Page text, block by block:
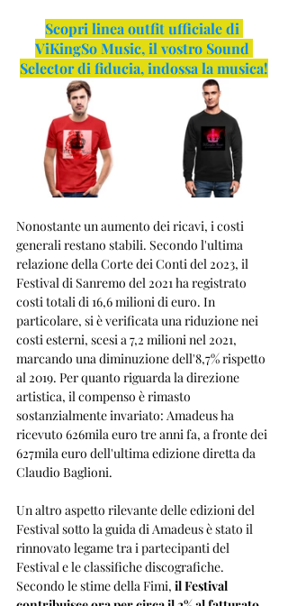
Scopri linea outfit ufficiale di
ViKingSo Music, il vostro Sound
Selector di fiducia, indossa la musica!
Nonostante un aumento dei ricavi, i costi
generali restano stabili. Secondo l'ultima
relazione della Corte dei Conti del 2023, il
Festival di Sanremo del 2021 ha registrato
costi totali di 16,6 milioni di euro. In
particolare, si è verificata una riduzione nei
costi esterni, scesi a 7,2 milioni nel 2021,
marcando una diminuzione dell'8,7% rispetto
al 2019. Per quanto riguarda la direzione
artistica, il compenso è rimasto
sostanzialmente invariato: Amadeus ha
ricevuto 626mila euro tre anni fa, a fronte dei
627mila euro dell'ultima edizione diretta da
Claudio Baglioni.
Un altro aspetto rilevante delle edizioni del
Festival sotto la guida di Amadeus è stato il
rinnovato legame tra i partecipanti del
Festival e le classifiche discografiche.
Secondo le stime della Fimi, il Festival